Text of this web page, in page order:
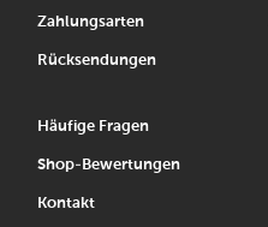
Zahlungsarten
Rücksendungen
Häufige Fragen
Shop-Bewertungen
Kontakt